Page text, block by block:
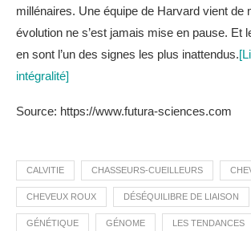
millénaires. Une équipe de Harvard vient de
évolution ne s’est jamais mise en pause. Et
en sont l’un des signes les plus inattendus.
intégralité]
Source: https://www.futura-sciences.com
CALVITIE CHASSEURS-CUEILLEURS
CHEVEUX ROUX DÉSÉQUILIBRE DE LIAISON
GÉNÉTIQUE GÉNOME LES TENDANCES